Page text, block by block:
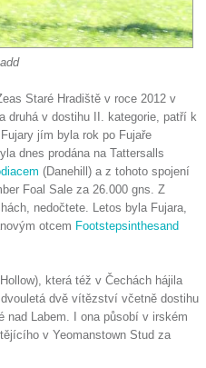
Staré Hradiště v roce 2012 v
druhá v dostihu II. kategorie, patří k
jím byla rok po Fujaře
dnes prodána na Tattersalls
(Danehill) a z tohoto spojení
Foal Sale za 26.000 gns. Z
nedočtete. Letos byla Fujara,
otcem Footstepsinthesand
která též v Čechách hájila
dvě vítězství včetně dostihu
nad Labem. I ona působí v irském
v Yeomanstown Stud za